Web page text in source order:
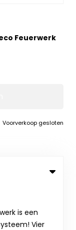
Feuerwerk
Voorverkoop gesloten
is een
Vier